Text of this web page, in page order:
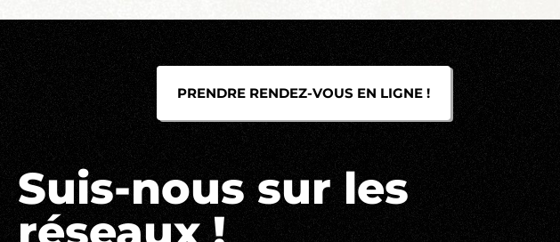
PRENDRE RENDEZ-VOUS EN LIGNE !
Suis-nous sur les